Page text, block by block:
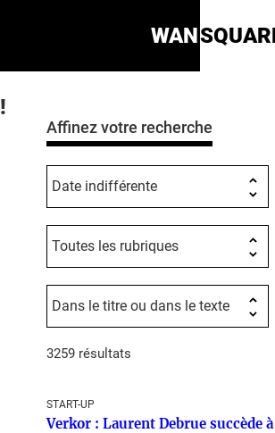
WAN
!
Affinez votre recherche
3259 résultats
START-UP
Verkor : Laurent Debrue succède